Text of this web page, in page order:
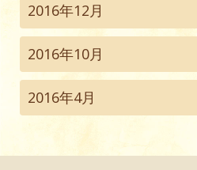
2016年12月
2016年10月
2016年4月